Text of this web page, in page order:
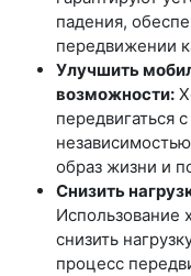
падения,
передвижении
Улучшить
возможности:
передвигаться
образ жизни и
Снизить
Использование
снизить
процесс